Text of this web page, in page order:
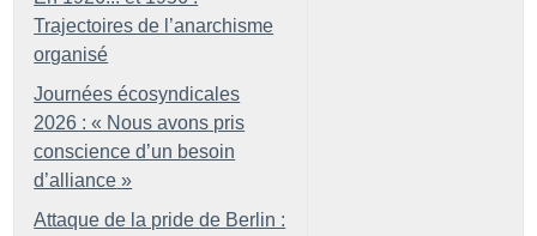
Trajectoires de l’anarchisme
organisé
Journées écosyndicales
2026 : « Nous avons pris
conscience d’un besoin
d’alliance »
Attaque de la pride de Berlin :